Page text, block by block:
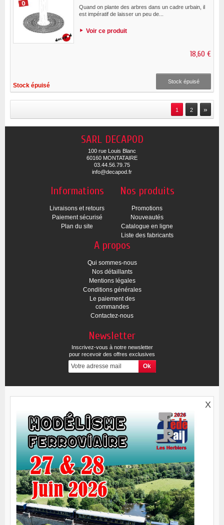
Quand on plante des arbres dans un cadre urbain, il
est impératif de laisser un peu de...
Voir ce produit
18,60 €
Stock épuisé
Stock épuisé
1 2 »
SARL DECAPOD
100 rue Louis Blanc
60160 MONTATAIRE
03.44.56.79.75
info@decapod.fr
Informations
Livraisons et retours
Paiement sécurisé
Plan du site
Nos produits
Promotions
Nouveautés
Catalogue en ligne
Liste des fabricants
A propos
Qui sommes-nous
Nos détaillants
Mentions légales
Conditions générales
Le paiement des
commandes
Contactez-nous
Newsletter
Inscrivez-vous à notre newsletter
pour recevoir des offres exclusives
X